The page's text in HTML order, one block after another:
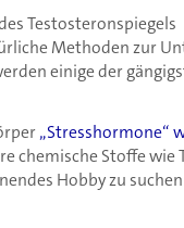
Testosteronspiegels
Methoden zur
einige der
„Stresshormone“
chemische Stoffe
Hobby zu